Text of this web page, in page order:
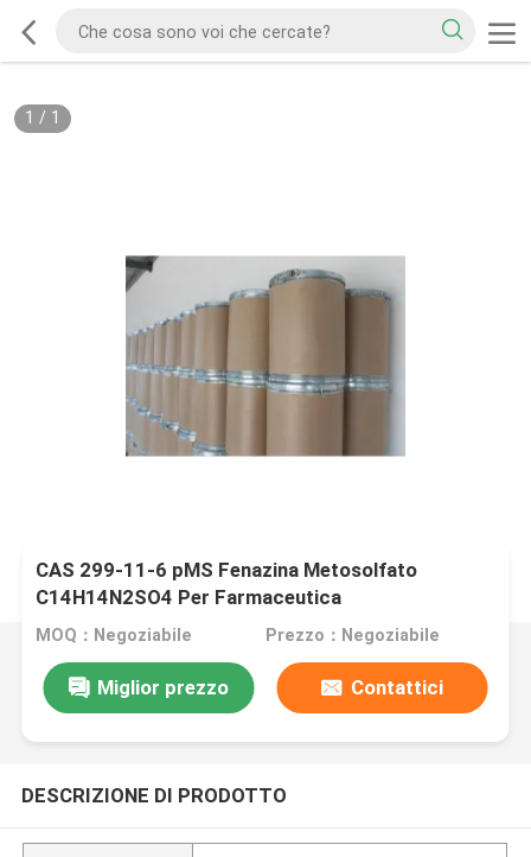
1 / 1
CAS 299-11-6 pMS Fenazina Metosolfato
C14H14N2SO4 Per Farmaceutica
MOQ：Negoziabile Prezzo：Negoziabile
Miglior prezzo Contattici
DESCRIZIONE DI PRODOTTO